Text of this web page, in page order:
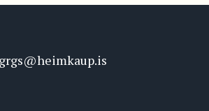
grgs@heimkaup.is